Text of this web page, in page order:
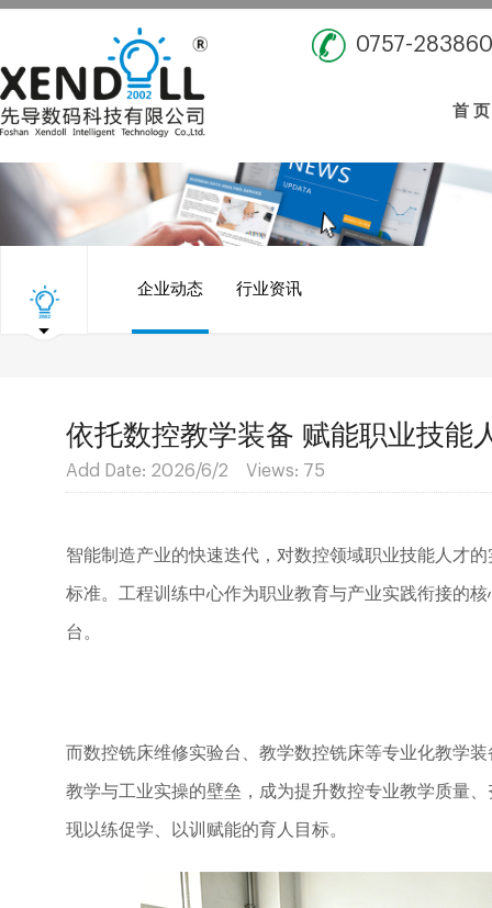
0757-
首 页
企业动态 行业资讯
依托数控教学装备 赋能职业技能
Add Date: 2026/6/2 Views: 75
智能制造产业的快速迭代，对数控领域职业技能人才
标准。工程训练中心作为职业教育与产业实践衔接的
台。
而数控铣床维修实验台、教学数控铣床等专业化教学
教学与工业实操的壁垒，成为提升数控专业教学质量
现以练促学、以训赋能的育人目标。